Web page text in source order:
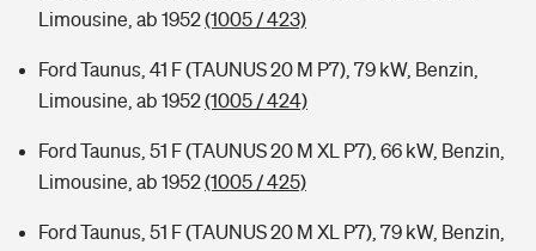
Limousine, ab 1952(1005 / 423)
Ford Taunus, 41 F (TAUNUS 20 M P7), 79 kW, Benzin,
Limousine, ab 1952(1005 / 424)
Ford Taunus, 51 F (TAUNUS 20 M XL P7), 66 kW, Benzin,
Limousine, ab 1952(1005 / 425)
Ford Taunus, 51 F (TAUNUS 20 M XL P7), 79 kW, Benzin,